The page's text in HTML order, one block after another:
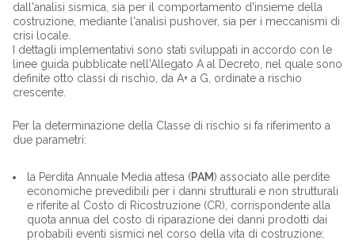
dall'analisi sismica, sia per il comportamento d'insieme della
costruzione, mediante l'analisi pushover, sia per i meccanismi di
crisi locale.
I dettagli implementativi sono stati sviluppati in accordo con le
linee guida pubblicate nell'Allegato A al Decreto, nel quale sono
definite otto classi di rischio, da A+ a G, ordinate a rischio
crescente.
Per la determinazione della Classe di rischio si fa riferimento a
due parametri:
la Perdita Annuale Media attesa (PAM) associato alle perdite
economiche prevedibili per i danni strutturali e non strutturali
e riferite al Costo di Ricostruzione (CR), corrispondente alla
quota annua del costo di riparazione dei danni prodotti dai
probabili eventi sismici nel corso della vita di costruzione;